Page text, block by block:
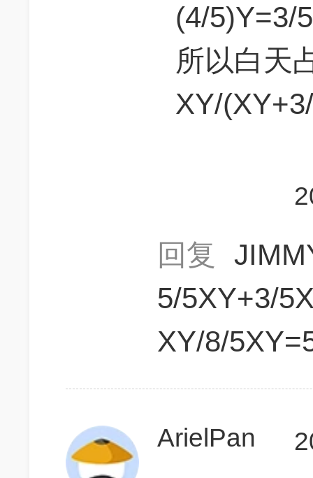
(4/5)Y=3/
所以白天
XY/
回复
5/5XY+3/
XY/8/
ArielPan